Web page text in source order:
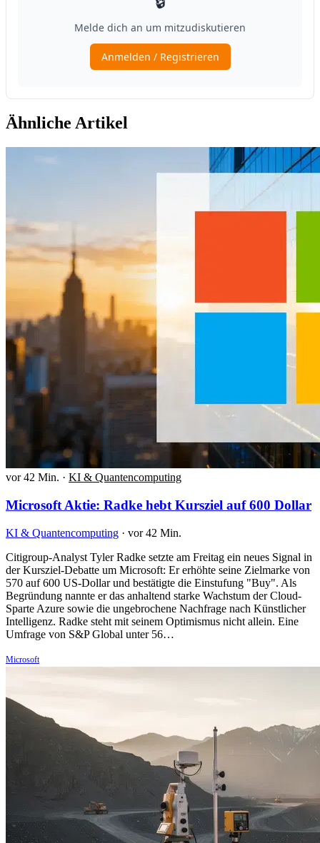
Ähnliche Artikel
vor 42 Min. · KI & Quantencomputing
Microsoft Aktie: Radke hebt Kursziel auf 600 Dollar
KI & Quantencomputing · vor 42 Min.
Citigroup-Analyst Tyler Radke setzte am Freitag ein neues Signal in
der Kursziel-Debatte um Microsoft: Er erhöhte seine Zielmarke von
570 auf 600 US-Dollar und bestätigte die Einstufung "Buy". Als
Begründung nannte er das anhaltend starke Wachstum der Cloud-
Sparte Azure sowie die ungebrochene Nachfrage nach Künstlicher
Intelligenz. Radke steht mit seinem Optimismus nicht allein. Eine
Umfrage von S&P Global unter 56…
Microsoft